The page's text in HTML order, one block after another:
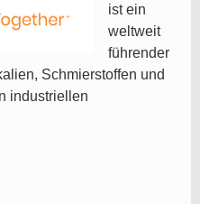
ist ein
weltweit
führender
Schmierstoffen und
industriellen